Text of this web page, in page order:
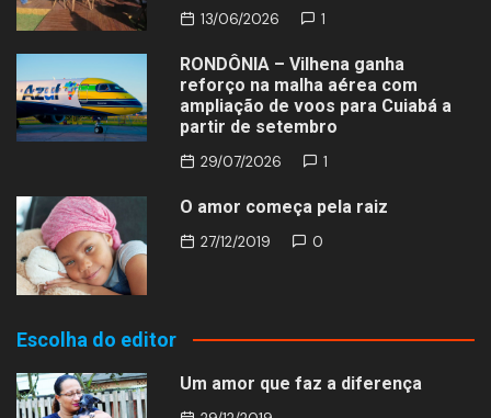
13/06/2026 1
RONDÔNIA – Vilhena ganha
reforço na malha aérea com
ampliação de voos para Cuiabá a
partir de setembro
29/07/2026 1
O amor começa pela raiz
27/12/2019 0
Escolha do editor
Um amor que faz a diferença